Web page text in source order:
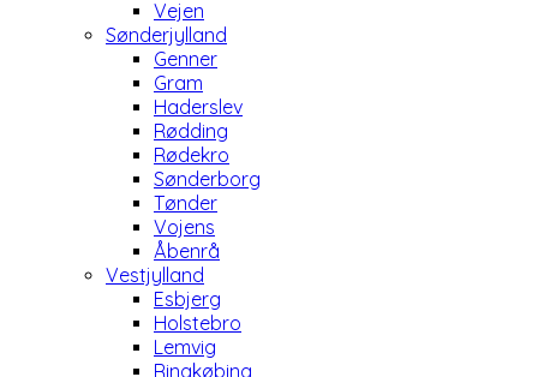
Vejen
Sønderjylland
Genner
Gram
Haderslev
Rødding
Rødekro
Sønderborg
Tønder
Vojens
Åbenrå
Vestjylland
Esbjerg
Holstebro
Lemvig
Ringkøbing